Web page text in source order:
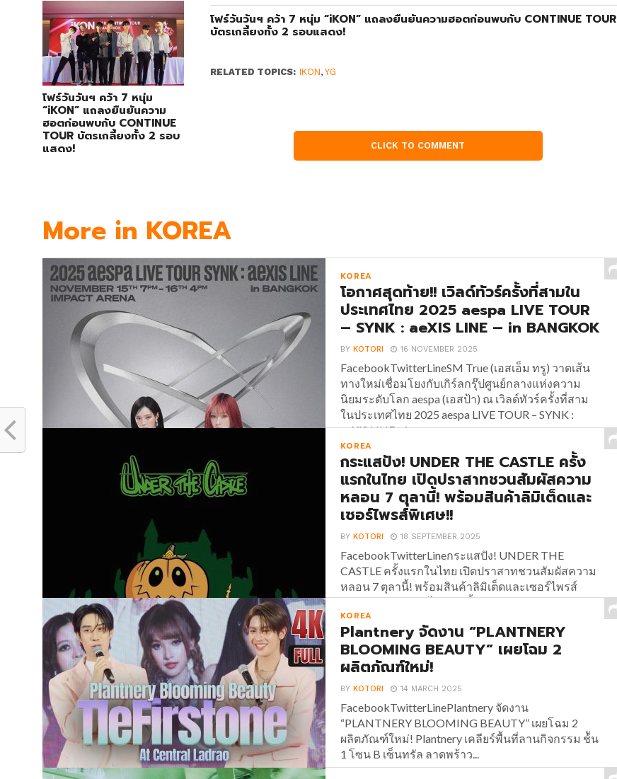
โฟร์วันวันฯ คว้า 7 หนุ่ม
“iKON” แถลงยืนยันความ
ฮอตก่อนพบกับ CONTINUE
TOUR บัตรเกลี้ยงทั้ง 2 รอบ
แสดง!
โฟร์วันวันฯ คว้า 7 หนุ่ม “iKON” แถลงยืนยันความฮอตก่อนพบกับ CONTINUE TOUR
บัตรเกลี้ยงทั้ง 2 รอบแสดง!
RELATED TOPICS: IKON,YG
CLICK TO COMMENT
More in KOREA
KOREA
โอกาศสุดท้าย!! เวิลด์ทัวร์ครั้งที่สามใน
ประเทศไทย 2025 aespa LIVE TOUR
– SYNK : aeXIS LINE – in BANGKOK
BYKOTORI 16 NOVEMBER 2025
FacebookTwitterLineSM True (เอสเอ็ม ทรู) วาดเส้น
ทางใหม่เชื่อมโยงกับเกิร์ลกรุ๊ปศูนย์กลางแห่งความ
นิยมระดับโลก aespa (เอสป้า) ณ เวิลด์ทัวร์ครั้งที่สาม
ในประเทศไทย 2025 aespa LIVE TOUR – SYNK :
aeXIS LINE – in...
KOREA
กระแสปัง! UNDER THE CASTLE ครั้ง
แรกในไทย เปิดปราสาทชวนสัมผัสความ
หลอน 7 ตุลานี้! พร้อมสินค้าลิมิเต็ดและ
เซอร์ไพรส์พิเศษ!!
BYKOTORI 18 SEPTEMBER 2025
FacebookTwitterLineกระแสปัง! UNDER THE
CASTLE ครั้งแรกในไทย เปิดปราสาทชวนสัมผัสความ
หลอน 7 ตุลานี้! พร้อมสินค้าลิมิเต็ดและเซอร์ไพรส์
พิเศษ!! กระแสแรงไม่หยุด ตั้งแต่ UNDER THE
CASTLE ประกาศเปิดประตูปราสาทชวนสัมผัสความ
หลอน อีเวนต์ต้อนรับฮาโลวีนครั้งแรกใน
ประเทศไทย!!...
KOREA
Plantnery จัดงาน “PLANTNERY
BLOOMING BEAUTY” เผยโฉม 2
ผลิตภัณฑ์ใหม่!
BYKOTORI 14 MARCH 2025
FacebookTwitterLinePlantnery จัดงาน
“PLANTNERY BLOOMING BEAUTY” เผยโฉม 2
ผลิตภัณฑ์ใหม่! Plantnery เคลียร์พื้นที่ลานกิจกรรม ช้ัน
1 โซน B เซ็นทรัล ลาดพร้าว...